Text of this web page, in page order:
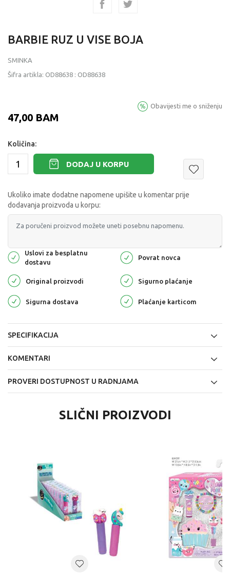
BARBIE RUZ U VISE BOJA
SMINKA
Šifra artikla: OD88638 : OD88638
47,00 BAM
Obavijesti me o sniženju
Količina:
DODAJ U KORPU
Ukoliko imate dodatne napomene upišite u komentar prije
dodavanja proizvoda u korpu:
Uslovi za besplatnu
dostavu
Povrat novca
Original proizvodi Sigurno plaćanje
Sigurna dostava Plaćanje karticom
SPECIFIKACIJA
KOMENTARI
PROVERI DOSTUPNOST U RADNJAMA
SLIČNI PROIZVODI